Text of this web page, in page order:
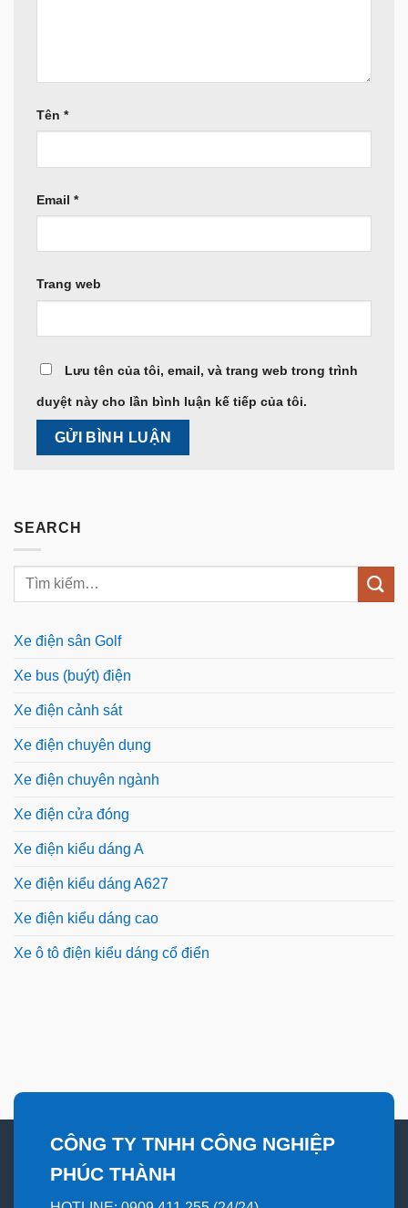
Tên *
Email *
Trang web
Lưu tên của tôi, email, và trang web trong trình
duyệt này cho lần bình luận kế tiếp của tôi.
SEARCH
Xe điện sân Golf
Xe bus (buýt) điện
Xe điện cảnh sát
Xe điện chuyên dụng
Xe điện chuyên ngành
Xe điện cửa đóng
Xe điện kiểu dáng A
Xe điện kiểu dáng A627
Xe điện kiểu dáng cao
Xe ô tô điện kiểu dáng cổ điển
CÔNG TY TNHH CÔNG NGHIỆP
PHÚC THÀNH